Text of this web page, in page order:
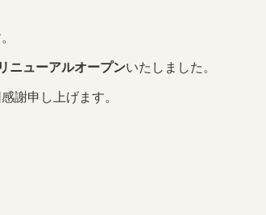
ニューアルオープンいたしました 。
謝申し上げます。